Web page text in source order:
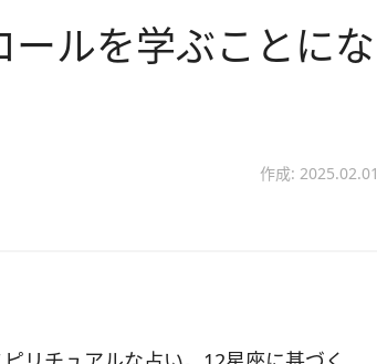
ルを学ぶことにな
作成: 2025.02.01